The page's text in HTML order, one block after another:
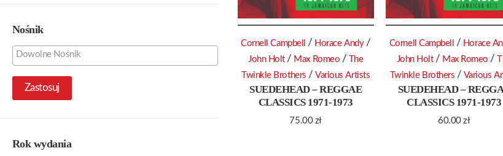
SUEDEHEAD – REGGAE
CLASSICS 1971-1973
75.00 zł
Cornell Campbell / Horace Andy /
John Holt / Max Romeo / The
Twinkle Brothers /Various Artists
SUEDEHEAD –
CLASSICS 1971-1973
60.00zł
Cornell Campbell / Horace
John Holt / Max Romeo /
Twinkle Brothers / Various
Nośnik
Zastosuj
Rok wydania